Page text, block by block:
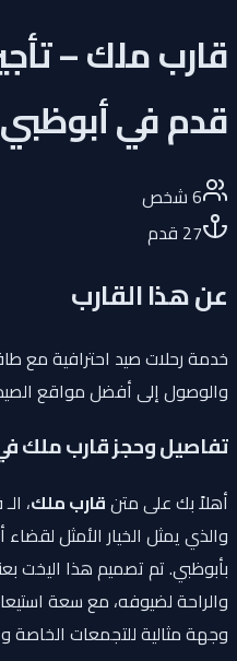
قدم في أبوظبي
6 شخص
27 قدم
عن هذا القارب
خدمة رحلات صيد احترافية مع
والوصول إلى أفضل مواقع الصيد.
تفاصيل وحجز قارب ملك
أهلاً بك على متنقارب ملك،
والذي يمثل الخيار الأمثل
بأبوظبي. تم تصميم هذا اليخت
والراحة لضيوفه، مع سعة
وجهة مثالية للتجمعات الخاصة